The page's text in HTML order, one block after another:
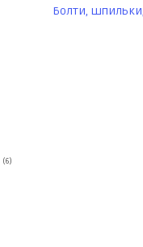
(6)
Болти,